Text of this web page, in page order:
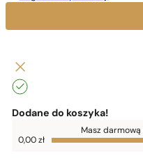
Dodane do koszyka!
Do
darmowej
Masz darmową
0,00zł